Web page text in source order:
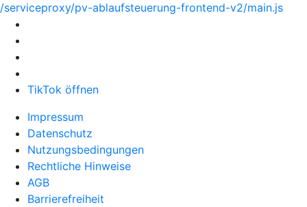
/serviceproxy/pv-ablaufsteuerung-frontend-v2/main.js
TikTok öffnen
Impressum
Datenschutz
Nutzungsbedingungen
Rechtliche Hinweise
AGB
Barrierefreiheit